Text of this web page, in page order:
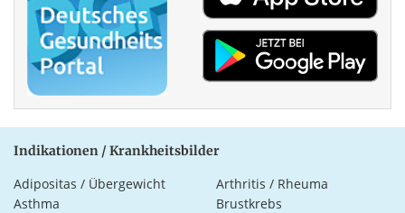
Indikationen / Krankheitsbilder
Adipositas / Übergewicht
Arthritis / Rheuma
Asthma
Brustkrebs